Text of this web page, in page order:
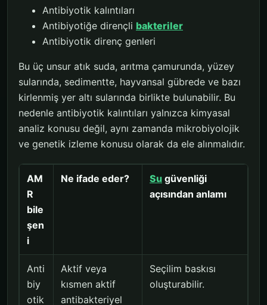
Antibiyotik kalıntıları
Antibiyotiğe dirençli bakteriler
Antibiyotik direnç genleri
Bu üç unsur atık suda, arıtma çamurunda, yüzey
sularında, sedimentte, hayvansal gübrede ve bazı
kirlenmiş yer altı sularında birlikte bulunabilir. Bu
nedenle antibiyotik kalıntıları yalnızca kimyasal
analiz konusu değil, aynı zamanda mikrobiyolojik
ve genetik izleme konusu olarak da ele alınmalıdır.
AM
R
bile
şen
i
Ne ifade eder? Su güvenliği
açısından anlamı
Anti
biy
otik
Aktif veya
kısmen aktif
antibakteriyel
Seçilim baskısı
oluşturabilir.